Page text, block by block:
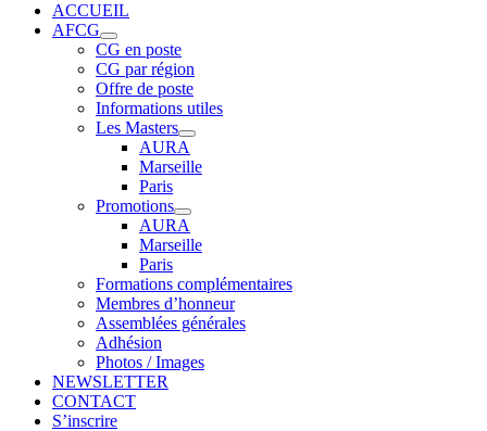
ACCUEIL
AFCG
CG en poste
CG par région
Offre de poste
Informations utiles
Les Masters
AURA
Marseille
Paris
Promotions
AURA
Marseille
Paris
Formations complémentaires
Membres d’honneur
Assemblées générales
Adhésion
Photos / Images
NEWSLETTER
CONTACT
S’inscrire